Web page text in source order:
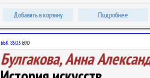
Добавить в корзину Подробнее
ББК 85.03 Б90
Булгакова, Анна